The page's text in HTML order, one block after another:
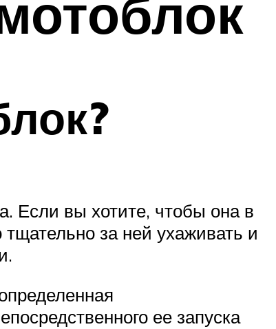
Если вы хотите, чтобы она в
за ней ухаживать и
ее запуска